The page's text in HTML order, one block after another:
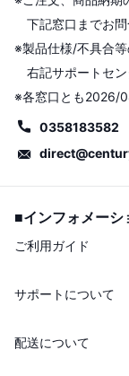
下記窓口までお問
※製品仕様/不具合
右記サポートセン
※各窓口とも2026/
0358183582
■インフォメーシ
ご利用ガイド
サポートについて
配送について